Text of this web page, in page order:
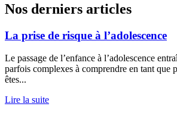
Nos derniers articles
La prise de risque à l’adolescence
Le passage de l’enfance à l’adolescence
parfois complexes à comprendre en tant que
êtes...
Lire la suite